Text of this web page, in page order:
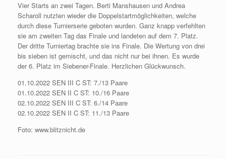
Vier Starts an zwei Tagen. Berti Manshausen und Andrea
Scharoll nutzten wieder die Doppelstartmöglichkeiten, welche
durch diese Turnierserie geboten wurden. Ganz knapp verfehlten
sie am zweiten Tag das Finale und landeten auf dem 7. Platz.
Der dritte Turniertag brachte sie ins Finale. Die Wertung von drei
bis sieben ist gemischt, und das nicht nur bei ihnen. Es wurde
der 6. Platz im Siebener-Finale. Herzlichen Glückwunsch.
01.10.2022 SEN III C ST: 7./13 Paare
01.10.2022 SEN II C ST: 10./16 Paare
02.10.2022 SEN III C ST: 6./14 Paare
02.10.2022 SEN II C ST: 11./13 Paare
Foto: www.blitznicht.de